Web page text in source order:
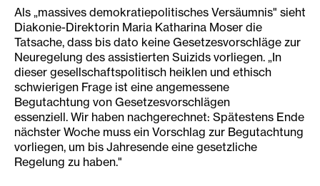
Als „massives demokratiepolitisches Versäumnis" sieht
Diakonie-Direktorin Maria Katharina Moser die
Tatsache, dass bis dato keine Gesetzesvorschläge zur
Neuregelung des assistierten Suizids vorliegen. „In
dieser gesellschaftspolitisch heiklen und ethisch
schwierigen Frage ist eine angemessene
Begutachtung von Gesetzesvorschlägen
essenziell. Wir haben nachgerechnet: Spätestens Ende
nächster Woche muss ein Vorschlag zur Begutachtung
vorliegen, um bis Jahresende eine gesetzliche
Regelung zu haben."